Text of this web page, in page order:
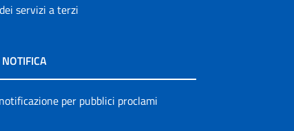
servizi a terzi
per pubblici proclami